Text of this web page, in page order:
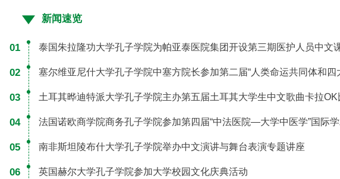
新闻速览
01 泰国朱拉隆功大学孔子学院为帕亚泰医院集团开设第三期医护人员中文
02 塞尔维亚尼什大学孔子学院中塞方院长参加第二届“人类命运共同体和四
03 土耳其晔迪特派大学孔子学院主办第五届土耳其大学生中文歌曲卡拉
04 法国诺欧商学院商务孔子学院参加第四届“中法医院—大学中医学”国际
05 南非斯坦陵布什大学孔子学院举办中文演讲与舞台表演专题讲座
06 英国赫尔大学孔子学院参加大学校园文化庆典活动